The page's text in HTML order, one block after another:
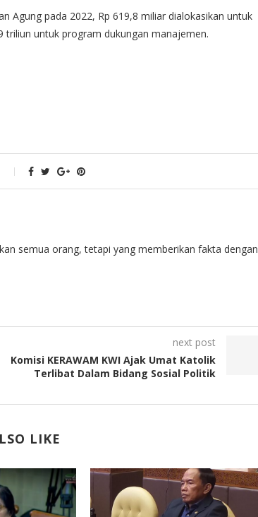
Agung pada 2022, Rp 619,8 miliar dialokasikan untuk
triliun untuk program dukungan manajemen.
semua orang, tetapi yang memberikan fakta dengan
next post
Komisi KERAWAM KWI Ajak Umat Katolik
Terlibat Dalam Bidang Sosial Politik
LIKE